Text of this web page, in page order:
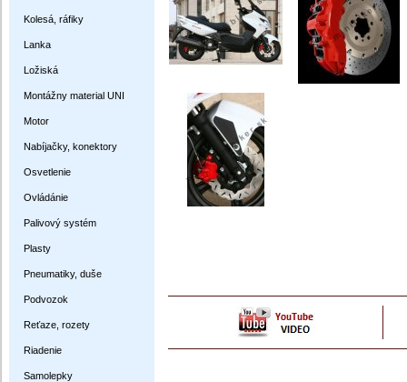
Kolesá, ráfiky
Lanka
Ložiská
Montážny material UNI
Motor
Nabíjačky, konektory
Osvetlenie
Ovládánie
Palivový systém
Plasty
Pneumatiky, duše
Podvozok
Reťaze, rozety
Riadenie
Samolepky